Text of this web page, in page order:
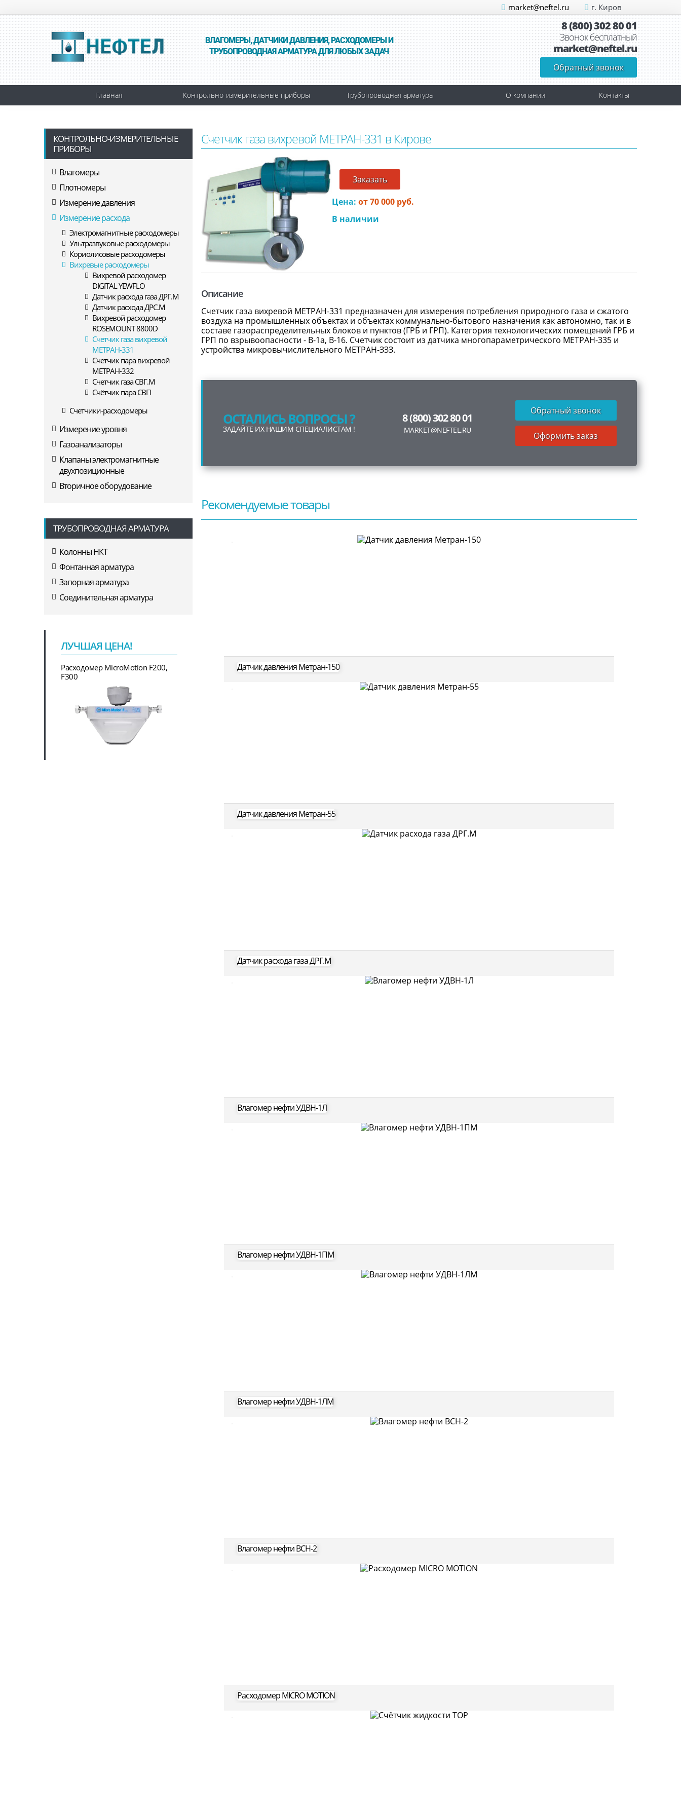
market@neftel.ru г. Киров
ВЛАГОМЕРЫ, ДАТЧИКИ ДАВЛЕНИЯ, РАСХОДОМЕРЫ И
ТРУБОПРОВОДНАЯ АРМАТУРА ДЛЯ ЛЮБЫХ ЗАДАЧ
8 (800) 302 80 01
Звонок бесплатный
market@neftel.ru
Обратный звонок
Главная Контрольно-измерительные приборы Трубопроводная арматура О компании Контакты
КОНТРОЛЬНО-ИЗМЕРИТЕЛЬНЫЕ
ПРИБОРЫ
Влагомеры
Плотномеры
Измерение давления
Измерение расхода
Электромагнитные расходомеры
Ультразвуковые расходомеры
Кориолисовые расходомеры
Вихревые расходомеры
Вихревой расходомер
DIGITAL YEWFLO
Датчик расхода газа ДРГ.М
Датчик расхода ДРС.М
Вихревой расходомер
ROSEMOUNT 8800D
Счетчик газа вихревой
МЕТРАН-331
Счетчик пара вихревой
МЕТРАН-332
Счетчик газа СВГ.М
Счётчик пара СВП
Счетчики-расходомеры
Измерение уровня
Газоанализаторы
Клапаны электромагнитные
двухпозиционные
Вторичное оборудование
ТРУБОПРОВОДНАЯ АРМАТУРА
Колонны НКТ
Фонтанная арматура
Запорная арматура
Соединительная арматура
ЛУЧШАЯ ЦЕНА!
Расходомер MicroMotion F200,
F300
Счетчик газа вихревой МЕТРАН-331 в Кирове
Заказать
Цена:от 70 000 руб.
В наличии
Описание
Счетчик газа вихревой МЕТРАН-331 предназначен для измерения потребления природного газа и сжатого
воздуха на промышленных объектах и объектах коммунально-бытового назначения как автономно, так и в
составе газораспределительных блоков и пунктов (ГРБ и ГРП). Категория технологических помещений ГРБ и
ГРП по взрывоопасности - В-1а, В-16. Счетчик состоит из датчика многопараметрического МЕТРАН-335 и
устройства микровычислительного МЕТРАН-ЗЗЗ.
ОСТАЛИСЬ ВОПРОСЫ ?
ЗАДАЙТЕ ИХ НАШИМ СПЕЦИАЛИСТАМ !
8 (800) 302 80 01
MARKET@NEFTEL.RU
Обратный звонок
Оформить заказ
Рекомендуемые товары
Датчик давления Метран-150
Датчик давления Метран-55
Датчик расхода газа ДРГ.М
Влагомер нефти УДВН-1Л
Влагомер нефти УДВН-1ПМ
Влагомер нефти УДВН-1ЛМ
Влагомер нефти ВСН-2
Расходомер MICRO MOTION